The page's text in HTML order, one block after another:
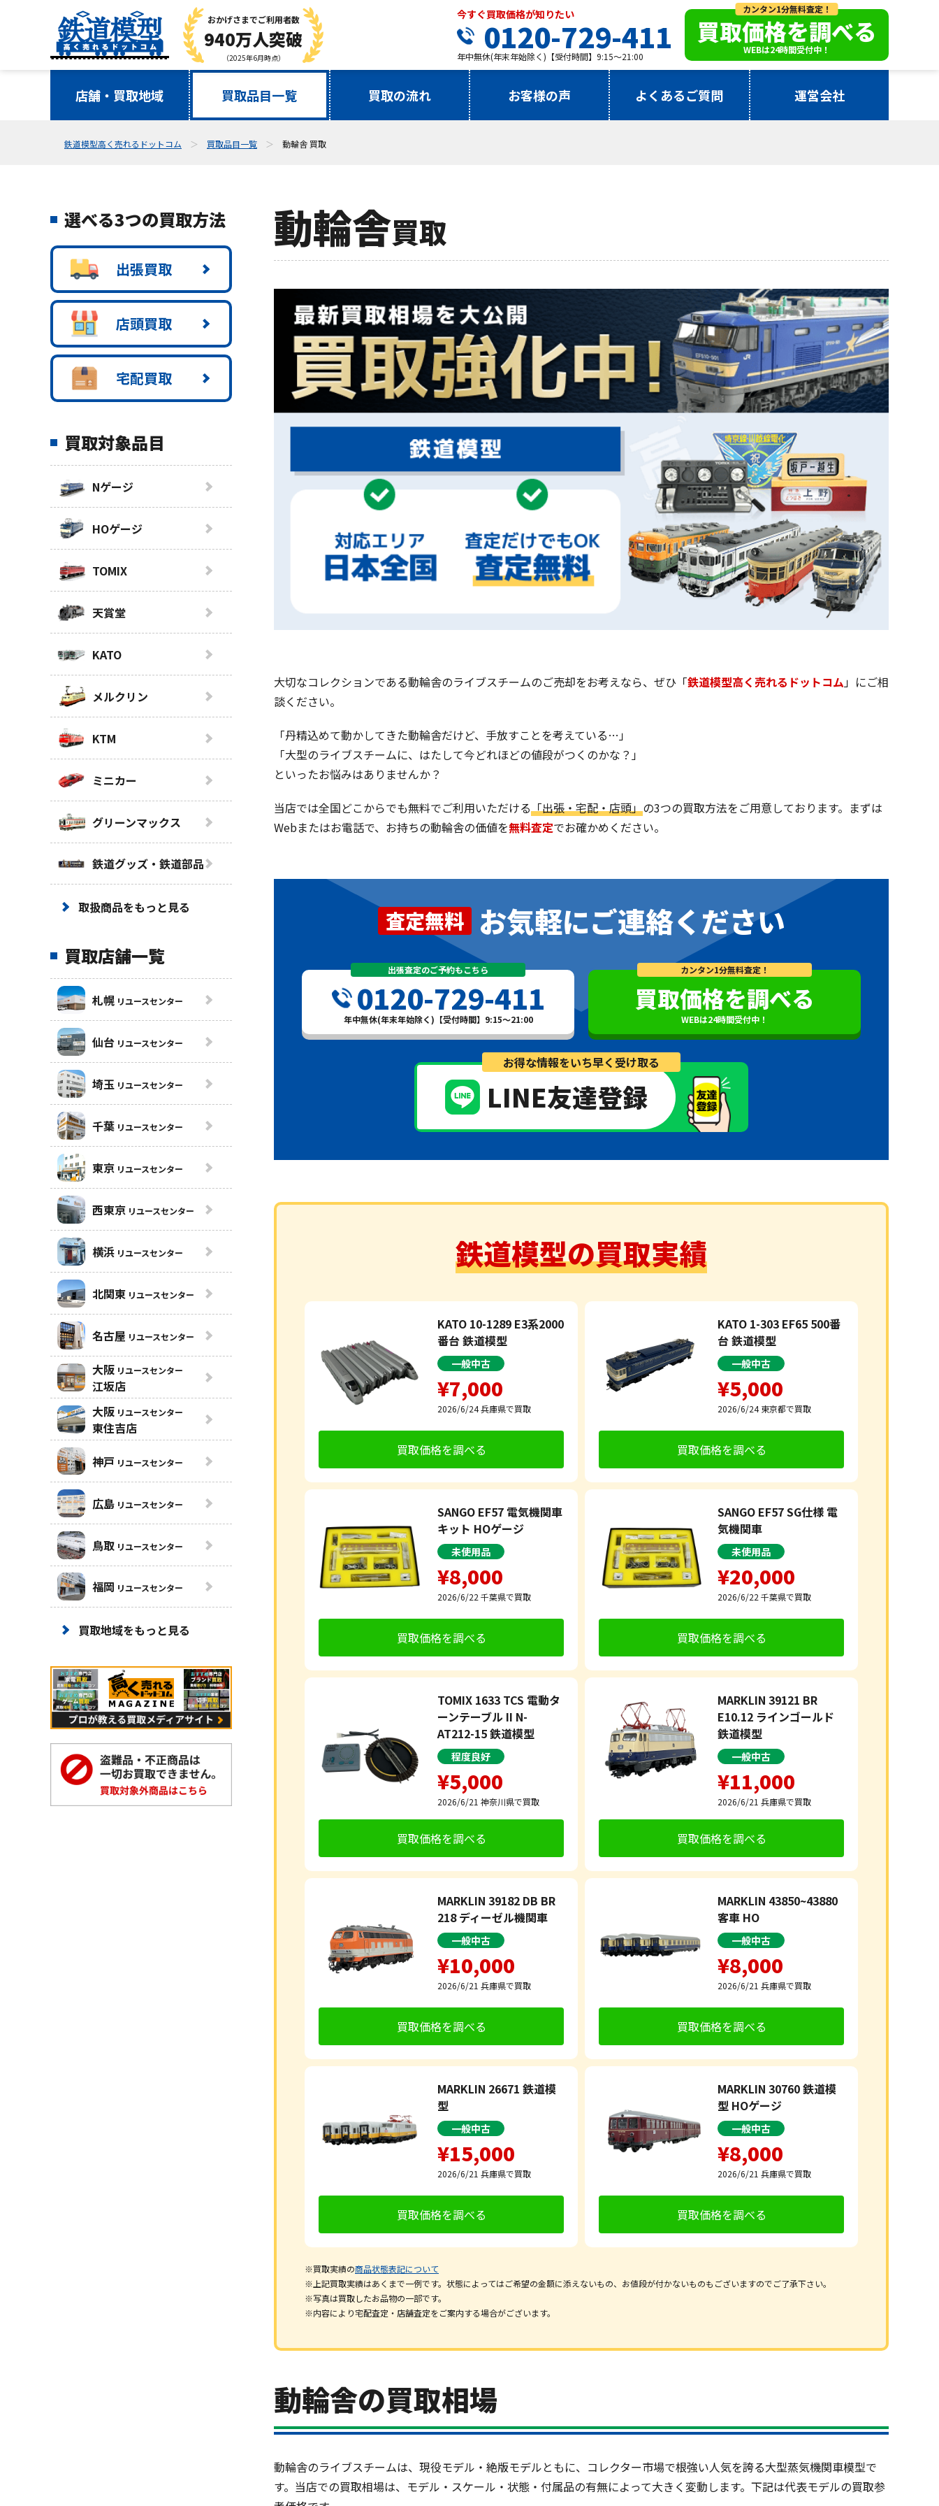
おかげさまでご利用者数
940万人突破
（2025年6月時点）
今すぐ買取価格が知りたい
0120-729-411
年中無休(年末年始除く)【受付時間】9:15～21:00
カンタン1分無料査定！
買取価格を調べる
WEBは24時間受付中！
店舗・買取地域 買取品目一覧 買取の流れ お客様の声 よくあるご質問 運営会社
鉄道模型高く売れるドットコム 買取品目一覧 動輪舎 買取
動輪舎買取
大切なコレクションである動輪舎のライブスチームのご売却をお考えなら、ぜひ「鉄道模型高く売れるドットコム」にご相
談ください。
「丹精込めて動かしてきた動輪舎だけど、手放すことを考えている…」
「大型のライブスチームに、はたして今どれほどの値段がつくのかな？」
といったお悩みはありませんか？
当店では全国どこからでも無料でご利用いただける「出張・宅配・店頭」の3つの買取方法をご用意しております。まずは
Webまたはお電話で、お持ちの動輪舎の価値を無料査定でお確かめください。
査定無料 お気軽にご連絡ください
出張査定のご予約もこちら
0120-729-411
年中無休(年末年始除く)【受付時間】9:15～21:00
カンタン1分無料査定！
買取価格を調べる
WEBは24時間受付中！
お得な情報をいち早く受け取る
LINE友達登録
鉄道模型の買取実績
KATO 10-1289 E3系2000
番台 鉄道模型
一般中古
¥7,000
2026/6/24兵庫県で買取
買取価格を調べる
KATO 1-303 EF65 500番
台 鉄道模型
一般中古
¥5,000
2026/6/24 東京都で買取
買取価格を調べる
SANGO EF57 電気機関車
キット HOゲージ
未使用品
¥8,000
2026/6/22 千葉県で買取
買取価格を調べる
SANGO EF57 SG仕様 電
気機関車
未使用品
¥20,000
2026/6/22 千葉県で買取
買取価格を調べる
TOMIX 1633 TCS 電動タ
ーンテーブル II N-
AT212-15 鉄道模型
程度良好
¥5,000
2026/6/21 神奈川県で買取
買取価格を調べる
MARKLIN 39121 BR
E10.12 ラインゴールド
鉄道模型
一般中古
¥11,000
2026/6/21 兵庫県で買取
買取価格を調べる
MARKLIN 39182 DB BR
218 ディーゼル機関車
一般中古
¥10,000
2026/6/21 兵庫県で買取
買取価格を調べる
MARKLIN 43850~43880
客車 HO
一般中古
¥8,000
2026/6/21 兵庫県で買取
買取価格を調べる
MARKLIN 26671 鉄道模
型
一般中古
¥15,000
2026/6/21 兵庫県で買取
買取価格を調べる
MARKLIN 30760 鉄道模
型 HOゲージ
一般中古
¥8,000
2026/6/21 兵庫県で買取
買取価格を調べる
※買取実績の商品状態表記について
※上記買取実績はあくまで一例です。状態によってはご希望の金額に添えないもの、お値段が付かないものもございますのでご了承下さい。
※写真は買取したお品物の一部です。
※内容により宅配査定・店舗査定をご案内する場合がございます。
動輪舎の買取相場
動輪舎のライブスチームは、現役モデル・絶版モデルともに、コレクター市場で根強い人気を誇る大型蒸気機関車模型で
す。当店での買取相場は、モデル・スケール・状態・付属品の有無によって大きく変動します。下記は代表モデルの買取参
選べる3つの買取方法
出張買取
店頭買取
宅配買取
買取対象品目
Nゲージ
HOゲージ
TOMIX
天賞堂
KATO
メルクリン
KTM
ミニカー
グリーンマックス
鉄道グッズ・鉄道部品
取扱商品をもっと見る
買取店舗一覧
札幌 リユースセンター
仙台 リユースセンター
埼玉 リユースセンター
千葉 リユースセンター
東京 リユースセンター
西東京 リユースセンター
横浜 リユースセンター
北関東 リユースセンター
名古屋 リユースセンター
大阪 リユースセンター
江坂店
大阪 リユースセンター
東住吉店
神戸 リユースセンター
広島 リユースセンター
鳥取 リユースセンター
福岡 リユースセンター
買取地域をもっと見る